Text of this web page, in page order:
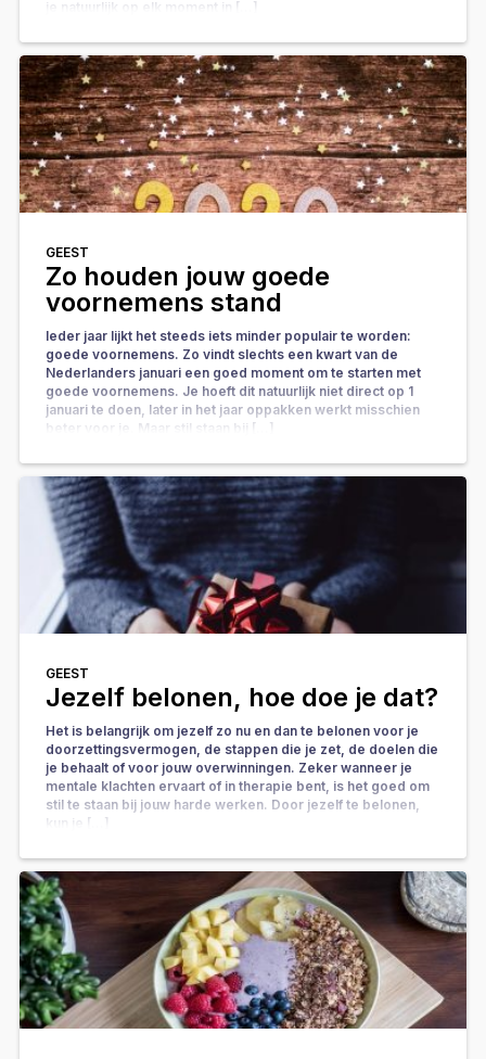
je natuurlijk op elk moment in […]
GEEST
Zo houden jouw goede
voornemens stand
Ieder jaar lijkt het steeds iets minder populair te worden:
goede voornemens. Zo vindt slechts een kwart van de
Nederlanders januari een goed moment om te starten met
goede voornemens. Je hoeft dit natuurlijk niet direct op 1
januari te doen, later in het jaar oppakken werkt misschien
beter voor je. Maar stil staan bij […]
GEEST
Jezelf belonen, hoe doe je dat?
Het is belangrijk om jezelf zo nu en dan te belonen voor je
doorzettingsvermogen, de stappen die je zet, de doelen die
je behaalt of voor jouw overwinningen. Zeker wanneer je
mentale klachten ervaart of in therapie bent, is het goed om
stil te staan bij jouw harde werken. Door jezelf te belonen,
kun je […]